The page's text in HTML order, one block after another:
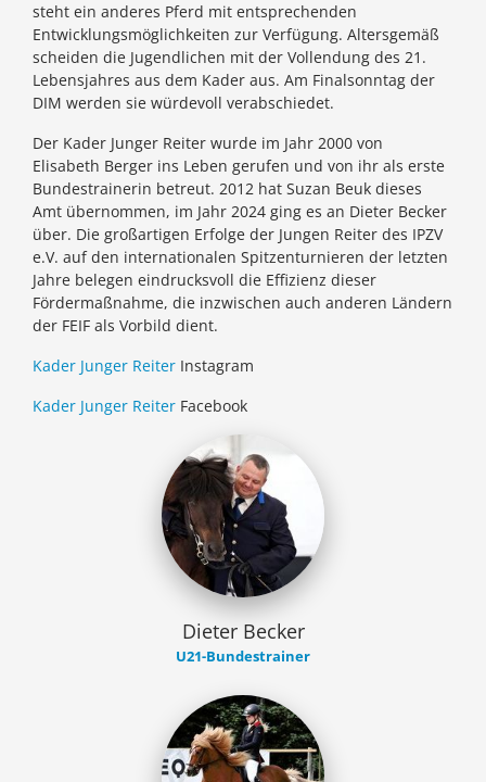
steht ein anderes Pferd mit entsprechenden
Entwicklungsmöglichkeiten zur Verfügung. Altersgemäß
scheiden die Jugendlichen mit der Vollendung des 21.
Lebensjahres aus dem Kader aus. Am Finalsonntag der
DIM werden sie würdevoll verabschiedet.
Der Kader Junger Reiter wurde im Jahr 2000 von
Elisabeth Berger ins Leben gerufen und von ihr als erste
Bundestrainerin betreut. 2012 hat Suzan Beuk dieses
Amt übernommen, im Jahr 2024 ging es an Dieter Becker
über. Die großartigen Erfolge der Jungen Reiter des IPZV
e.V. auf den internationalen Spitzenturnieren der letzten
Jahre belegen eindrucksvoll die Effizienz dieser
Fördermaßnahme, die inzwischen auch anderen Ländern
der FEIF als Vorbild dient.
Kader Junger Reiter Instagram
Kader Junger Reiter Facebook
Dieter Becker
U21-Bundestrainer